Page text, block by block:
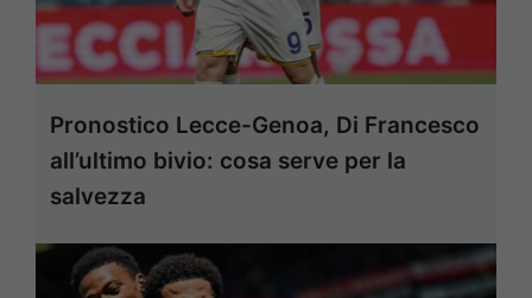
Pronostico Lecce-Genoa, Di Francesco
all’ultimo bivio: cosa serve per la
salvezza